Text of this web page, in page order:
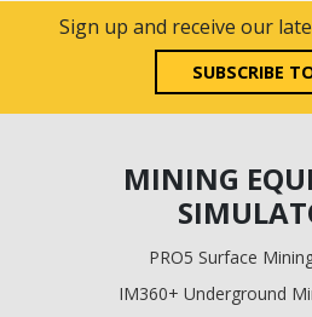
Sign up and receive our
SUBSCRIBE
MINING
PRO5 Surface
IM360+ Underground